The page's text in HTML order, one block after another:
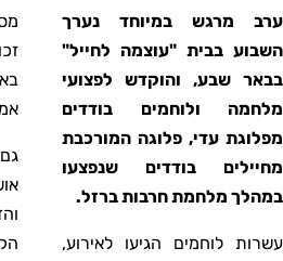
ערב מרגש במיוחד נערך
השבוע בבית "עוצמה לחייל"
בבאר שבע, והוקדש לפצועי
מלחמה ולוחמים בודדים
מפלוגת עדי, פלוגה המורכבת
מחיילים בודדים שנפצעו
במהלך מלחמת חרבות ברזל.
עשרות לוחמים הגיעו לאירוע,